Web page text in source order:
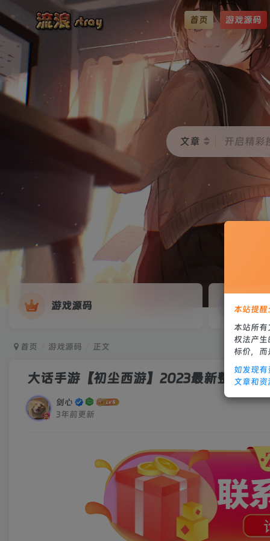
首页 游戏源码
文章 开启精彩
游戏源码 网
首页 游戏源码 正文
大话手游【初尘西游】2023最新整理
剑心
3年前更新
本站提醒
本站所
权法产生
标价，
如发现
文章和